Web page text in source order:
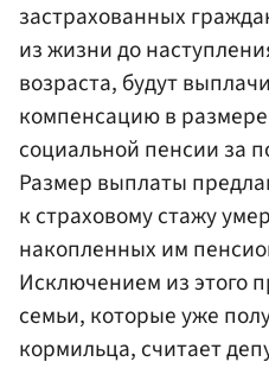
застрахованных
из жизни до
возраста, будут
компенсацию в
социальной пенсии за
Размер выплаты
к страховому стажу
накопленных им
Исключением из этого
семьи, которые уже
кормильца, считает